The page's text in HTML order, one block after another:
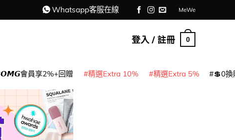
Whatsapp客服在線 MeWe
登入 / 註冊 0
𝙊𝙈𝙂會員享2%+回贈 精選Extra 10% 精選Extra 5% 💲0換